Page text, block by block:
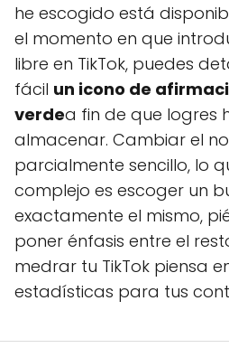
he escogido está
el momento en que
libre en TikTok, puedes
fácil un icono de
verdea fin de que logres
almacenar. Cambiar el
parcialmente sencillo, lo
complejo es escoger un
exactamente el mismo,
poner énfasis entre el
medrar tu TikTok piensa
estadísticas para tus